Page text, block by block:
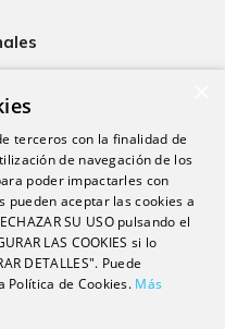
terceros con la finalidad de
de navegación de los
poder impactarles con
pueden aceptar las cookies a
SU USO pulsando el
LAS COOKIES si lo
DETALLES". Puede
de Cookies. Más